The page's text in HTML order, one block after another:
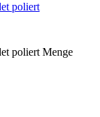
poliert
poliert Menge